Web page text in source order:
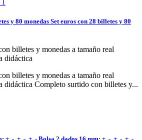
y 80 monedas Set euros con 28 billetes y 80
billetes y monedas a tamaño real
didáctica
billetes y monedas a tamaño real
didáctica Completo surtido con billetes y...